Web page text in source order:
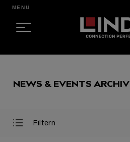
CONTENT
MENÜ
NEWS & EVENTS ARCHIV
Filter
Filter
Filtern